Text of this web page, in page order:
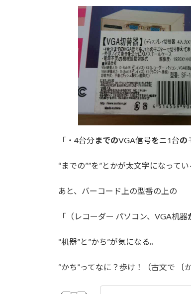
「・4台分までのVGA信号をニ1台の
“までの””を”とかが太文字になって
あと、バーコード上の型番の上の
「（レコーダー パソコン、VGA机器
“机器”と”かち”が気になる。
“かち”ってなに？歩け！（古文で 〔